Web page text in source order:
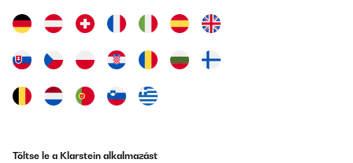
Stefan
ruido
Töltse le a Klarstein alkalmazást